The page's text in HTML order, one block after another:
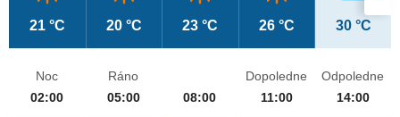
21 °C 20 °C 23 °C 26 °C 30 °C
Noc
02:00
Ráno
05:00
08:00
Dopoledne
11:00
Odpoledne
14:00